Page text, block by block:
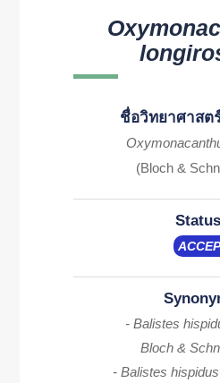
ชื่อวิทยาศาสต
(Bloch &
- Balistes
Bloch &
- Balistes